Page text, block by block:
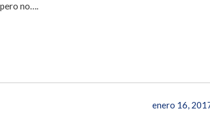
no….
enero 16,